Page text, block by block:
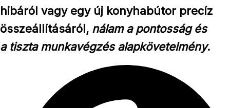
hibáról vagy egy új konyhabútor precíz
összeállításáról, nálam a pontosságés
a tiszta munkavégzésalapkövetelmény.